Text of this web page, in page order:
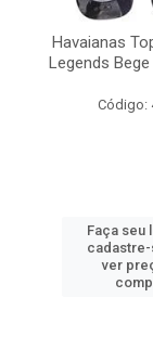
Havaianas
Legends
Código:
Faça seu
ver